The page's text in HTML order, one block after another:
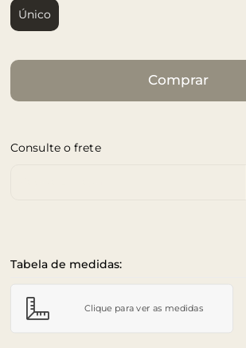
Único
Comprar
Consulte o frete
Tabela de medidas:
Clique para ver as medidas